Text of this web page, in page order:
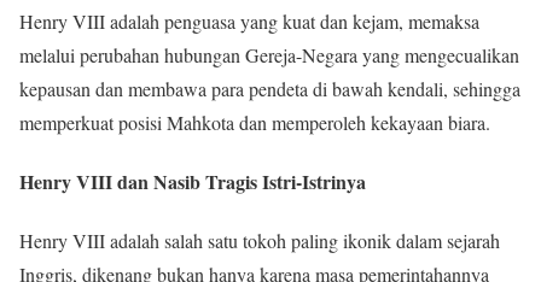
Henry VIII adalah penguasa yang kuat dan kejam, memaksa
melalui perubahan hubungan Gereja-Negara yang mengecualikan
kepausan dan membawa para pendeta di bawah kendali, sehingga
memperkuat posisi Mahkota dan memperoleh kekayaan biara.
Henry VIII dan Nasib Tragis Istri-Istrinya
Henry VIII adalah salah satu tokoh paling ikonik dalam sejarah
Inggris, dikenang bukan hanya karena masa pemerintahannya